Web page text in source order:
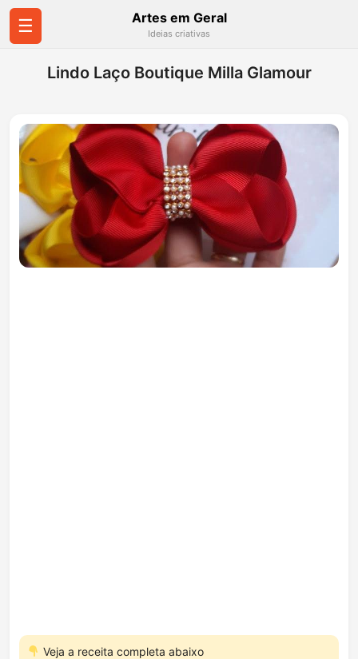
☰ Artes em Geral
Ideias criativas
Lindo Laço Boutique Milla Glamour
Veja a receita completa abaixo